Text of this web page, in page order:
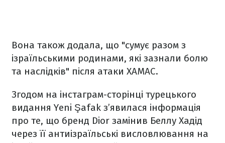
Вона також додала, що "сумує разом з
ізраїльськими родинами, які зазнали болю
та наслідків" після атаки ХАМАС.
Згодом на інстаграм-сторінці турецького
видання Yeni Şafak з’явилася інформація
про те, що бренд Dior замінив Беллу Хадід
через її антиізраїльські висловлювання на